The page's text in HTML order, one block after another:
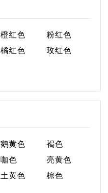
橙红色
粉红色
橘红色
玫红色
鹅黄色
褐色
咖色
亮黄色
土黄色 棕色